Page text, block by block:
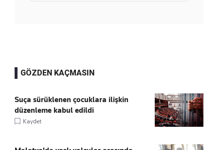
GÖZDEN KAÇMASIN
Suça sürüklenen çocuklara ilişkin
düzenleme kabul edildi
Kaydet